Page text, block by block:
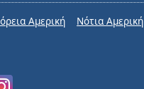
Αμερική Νότια Αμερική